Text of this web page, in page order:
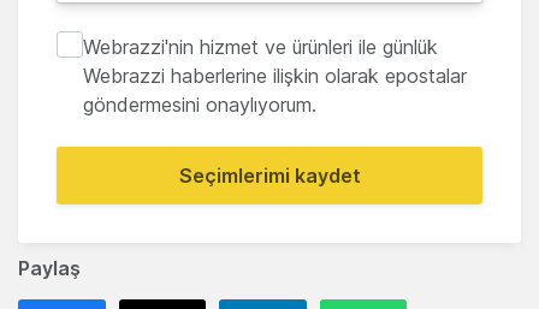
Paylaş
Webrazzi'nin hizmet ve ürünleri ile günlük
Webrazzi haberlerine ilişkin olarak epostalar
göndermesini onaylıyorum.
Seçimlerimi kaydet